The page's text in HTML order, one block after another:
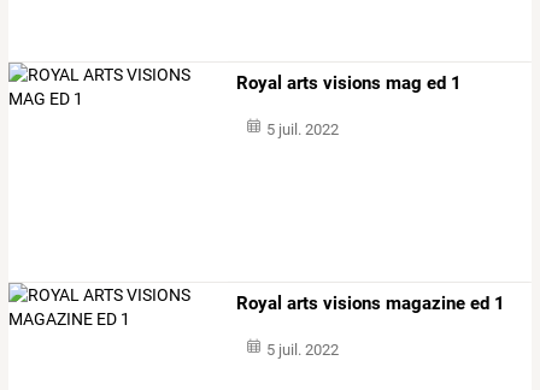
Royal arts visions mag ed 1
5 juil. 2022
Royal arts visions magazine ed 1
5 juil. 2022